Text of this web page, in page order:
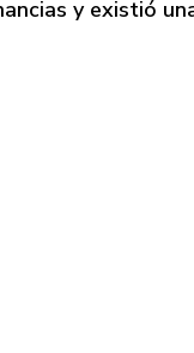
y existió